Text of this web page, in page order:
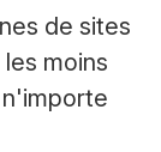
de sites
moins